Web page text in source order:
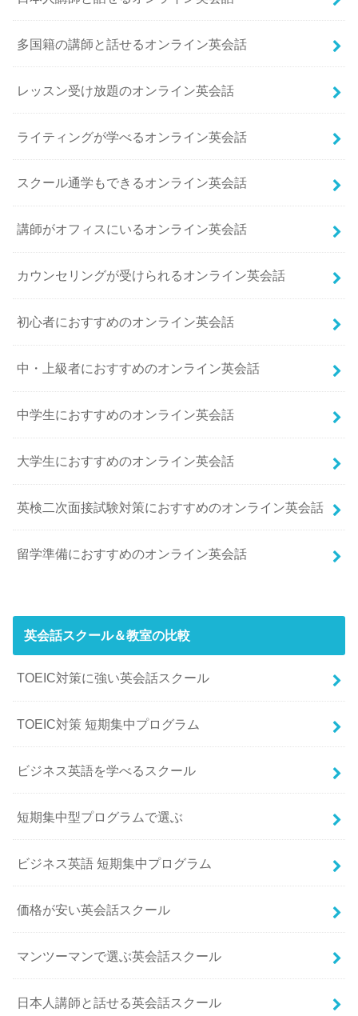
多国籍の講師と話せるオンライン英会話
レッスン受け放題のオンライン英会話
ライティングが学べるオンライン英会話
スクール通学もできるオンライン英会話
講師がオフィスにいるオンライン英会話
カウンセリングが受けられるオンライン英会話
初心者におすすめのオンライン英会話
中・上級者におすすめのオンライン英会話
中学生におすすめのオンライン英会話
大学生におすすめのオンライン英会話
英検二次面接試験対策におすすめのオンライン英会話
留学準備におすすめのオンライン英会話
英会話スクール＆教室の比較
TOEIC対策に強い英会話スクール
TOEIC対策 短期集中プログラム
ビジネス英語を学べるスクール
短期集中型プログラムで選ぶ
ビジネス英語 短期集中プログラム
価格が安い英会話スクール
マンツーマンで選ぶ英会話スクール
日本人講師と話せる英会話スクール